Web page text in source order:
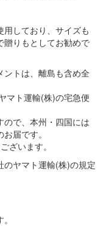
しており、サイズも
贈りもとしてお勧めで
ントは、離島も含め全
マト運輸(株)の宅急便
で、本州・四国には
届です。
ざいます。
のヤマト運輸(株)の規定